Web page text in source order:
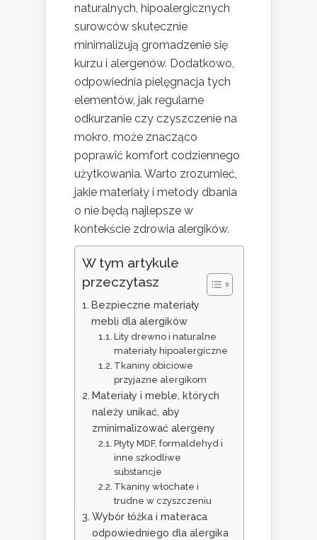
naturalnych, hipoalergicznych
surowców skutecznie
minimalizują gromadzenie się
kurzu i alergenów. Dodatkowo,
odpowiednia pielęgnacja tych
elementów, jak regularne
odkurzanie czy czyszczenie na
mokro, może znacząco
poprawić komfort codziennego
użytkowania. Warto zrozumieć,
jakie materiały i metody dbania
o nie będą najlepsze w
kontekście zdrowia alergików.
W tym artykule
przeczytasz
Bezpieczne materiały
mebli dla alergików
Lity drewno i naturalne
materiały hipoalergiczne
Tkaniny obiciowe
przyjazne alergikom
Materiały i meble, których
należy unikać, aby
zminimalizować alergeny
Płyty MDF, formaldehyd i
inne szkodliwe
substancje
Tkaniny włochate i
trudne w czyszczeniu
Wybór łóżka i materaca
odpowiedniego dla alergika